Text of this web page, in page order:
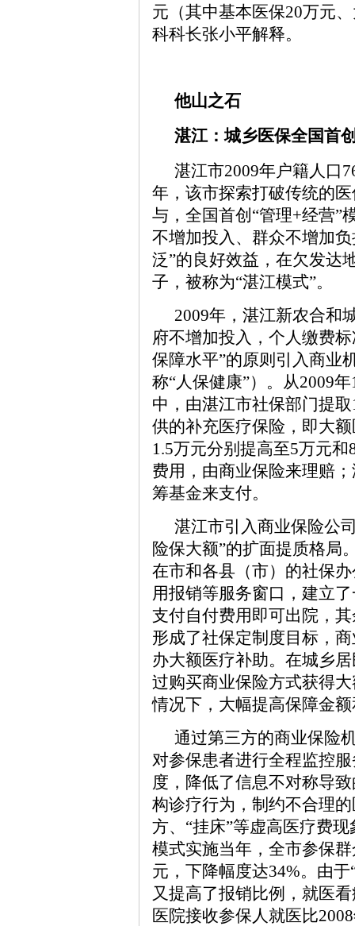
元（其中基本医保20万元
科科长张小平解释。
他山之石
湛江：城乡医保全国首
湛江市2009年户籍人口
年，该市探索打破传统的
与，全国首创“管理+经营”
不增加投入、群众不增加
泛”的良好效益，在欠发达
子，被称为“湛江模式”。
2009年，湛江新农合和
府不增加投入，个人缴费
保障水平”的原则引入商业
称“人保健康”）。从2009
中，由湛江市社保部门提
供的补充医疗保险，即大
1.5万元分别提高至5万元
费用，由商业保险来理赔
筹基金来支付。
湛江市引入商业保险公
险保大额”的扩面提质格局
在市和各县（市）的社保
用报销等服务窗口，建立
支付自付费用即可出院，
形成了社保定制度目标，
办大额医疗补助。在城乡
过购买商业保险方式获得
情况下，大幅提高保障金
通过第三方的商业保险
对参保患者进行全程监控
度，降低了信息不对称导
构诊疗行为，制约不合理
方、“挂床”等虚高医疗费
模式实施当年，全市参保
元，下降幅度达34%。由
又提高了报销比例，就医
医院接收参保人就医比